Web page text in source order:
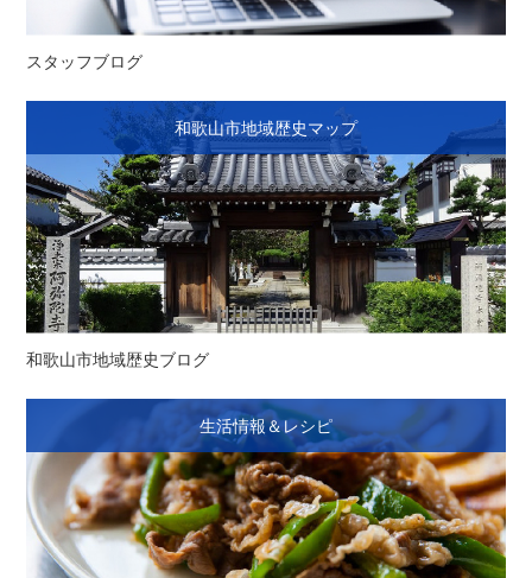
スタッフブログ
和歌山市地域歴史マップ
和歌山市地域歴史ブログ
生活情報＆レシピ